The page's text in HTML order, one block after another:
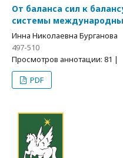
От баланса сил к
системы
Инна Николаевна Бурганова
497-510
Просмотров аннотации: 81 |
PDF